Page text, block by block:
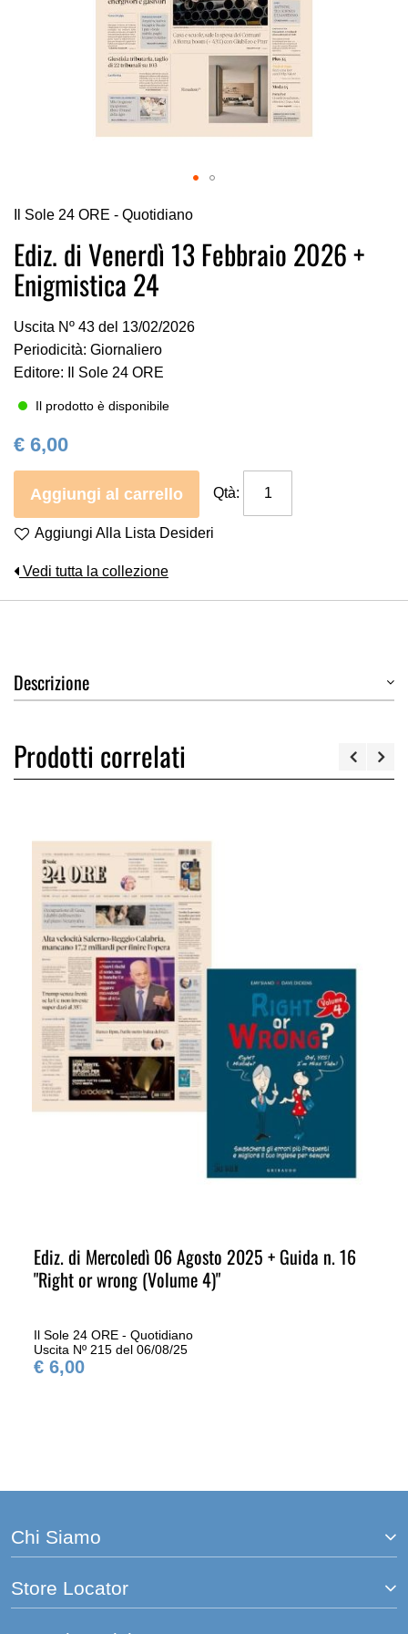
all'inizio
della
galleria
di
immagini
Il Sole 24 ORE - Quotidiano
Ediz. di Venerdì 13 Febbraio 2026 +
Enigmistica 24
Uscita Nº 43 del 13/02/2026
Periodicità: Giornaliero
Editore: Il Sole 24 ORE
Il prodotto è disponibile
€ 6,00
Aggiungi al carrello Qtà:
Aggiungi Alla Lista Desideri
Vedi tutta la collezione
Descrizione
Prodotti correlati
Ediz. di Mercoledì 06 Agosto 2025 + Guida n. 16
"Right or wrong (Volume 4)"
Il Sole 24 ORE - Quotidiano
Uscita Nº 215 del 06/08/25
€ 6,00
Chi Siamo
Store Locator